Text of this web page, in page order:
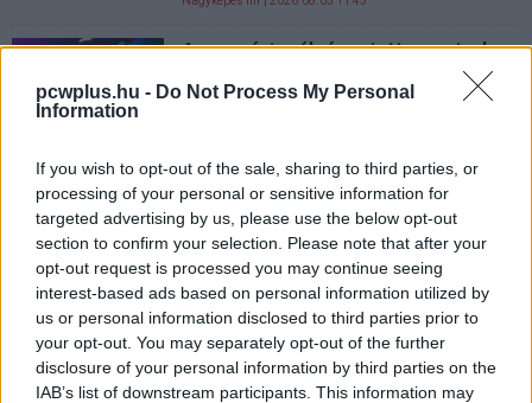
pcwplus.hu - Do Not Process My Personal
Information
If you wish to opt-out of the sale, sharing to third parties, or
processing of your personal or sensitive information for
targeted advertising by us, please use the below opt-out
section to confirm your selection. Please note that after your
opt-out request is processed you may continue seeing
interest-based ads based on personal information utilized by
us or personal information disclosed to third parties prior to
your opt-out. You may separately opt-out of the further
disclosure of your personal information by third parties on the
IAB’s list of downstream participants. This information may
A memóriaválság miatt nem tud
az Apple elegendő MacBook Airt
gyártani
1100 métert zuhant egy iPhone 17
Pro egy repülőből – sértetlenül
találták meg
Nagyképes hír| 2026.08.01 12:50
Akkora a kereslet az iPhone-ra,
hogy a végén még kimerülnek a
raktárak
Nagyképes hír| 2026.07.31 13:23